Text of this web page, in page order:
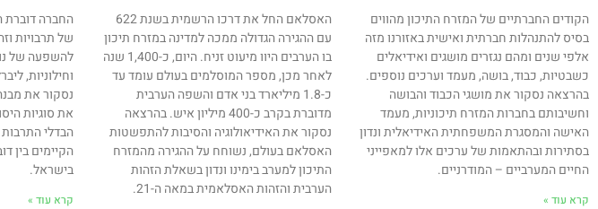
הקודים החברתיים של המזרח התיכון מהווים
בסיס להתנהלות חברתית ואישית באזורנו מזה
אלפי שנים ומהם נגזרים מושגים ואידיאלים
כשבטיות, כבוד, בושה, מעמד וערכים נוספים.
בהרצאה נסקור את מושגי הכבוד והבושה
וחשיבותם בחברות המזרח תיכוניות, מעמד
האישה והמסגרת המשפחתית האידיאלית ונדון
בסתירות ובהתאמות של ערכים אלו למאפייני
החיים המערביים – המודרניים.
קרא עוד »
האסלאם החל את דרכו הרשמית בשנת 622
עם ההגירה הגדולה ממכה למדינה במזרח תיכון
בו הערבים היוו מיעוט זניח. היום, כ-1,400 שנה
לאחר מכן, מספר המוסלמים בעולם עומד עד
כ-1.8 מיליארד בני אדם והשפה הערבית
מדוברת בקרב כ-400 מיליון איש. בהרצאה
נסקור את האידיאולוגיה והסיבות להתפשטות
האסלאם בעולם, נשוחח על ההגירה מהמזרח
התיכון למערב בימינו ונדון בשאלת הזהות
הערבית והזהות האסלאמית במאה ה-21.
החברה דוברת
של תרבויות
להשפעה של
וחילוניות,
נסקור את
את סוגיות
הבדלי התרבות
הקיימים בין
בישראל.
קרא עוד »